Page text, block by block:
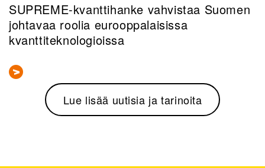
SUPREME-kvanttihanke vahvistaa Suomen
johtavaa roolia eurooppalaisissa
kvanttiteknologioissa
Lue lisää uutisia ja tarinoita